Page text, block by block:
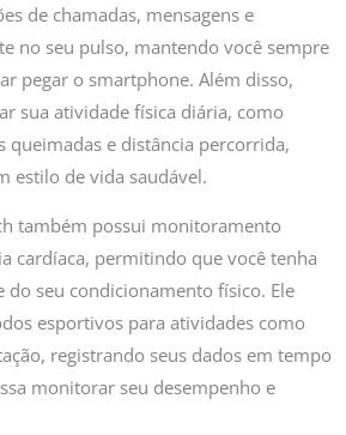
de chamadas, mensagens e
no seu pulso, mantendo você sempre
pegar o smartphone. Além disso,
sua atividade física diária, como
queimadas e distância percorrida,
estilo de vida saudável.
também possui monitoramento
cardíaca, permitindo que você tenha
do seu condicionamento físico. Ele
esportivos para atividades como
registrando seus dados em tempo
monitorar seu desempenho e